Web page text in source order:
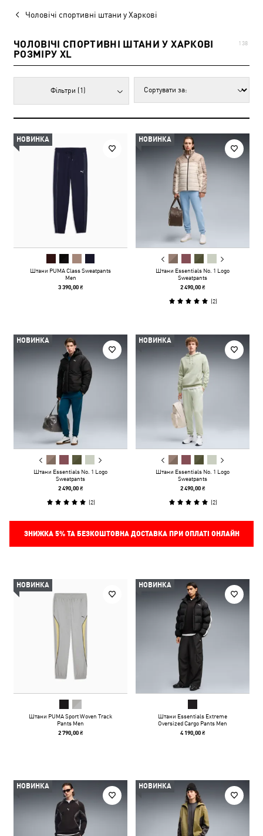
Чоловічі спортивні штани у Харкові
ЧОЛОВІЧІ СПОРТИВНІ ШТАНИ У ХАРКОВІ
РОЗМІРУ XL
138
Фільтри (1)
НОВИНКА
Штани PUMA Class Sweatpants
Men
3 390,00 ₴
НОВИНКА
Штани Essentials No. 1 Logo
Sweatpants
2 490,00 ₴
(2)
НОВИНКА
Штани Essentials No. 1 Logo
Sweatpants
2 490,00 ₴
(2)
НОВИНКА
Штани Essentials No. 1 Logo
Sweatpants
2 490,00 ₴
(2)
ЗНИЖКА 5%ТА БЕЗКОШТОВНА ДОСТАВКА ПРИ ОПЛАТІ ОНЛАЙН
НОВИНКА
Штани PUMA Sport Woven Track
Pants Men
2 790,00 ₴
НОВИНКА
Штани Essentials Extreme
Oversized Cargo Pants Men
4 190,00 ₴
НОВИНКА НОВИНКА